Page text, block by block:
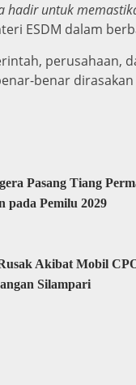
hadir untuk
ESDM dalam
perusahaan,
benar
Pasang Tiang
pada Pemilu 2029
Akibat Mobil
Silampari